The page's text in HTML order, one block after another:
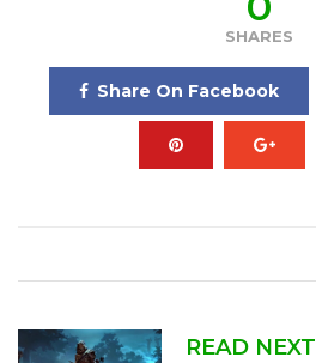
SHARES
Share On Facebook
READ NEXT